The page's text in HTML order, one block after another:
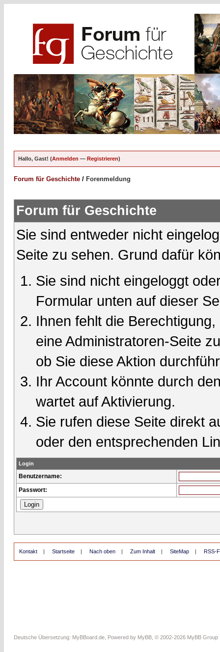
Hallo, Gast! (Anmelden — Registrieren)
Forum für Geschichte / Forenmeldung
Forum für Geschichte
Sie sind entweder nicht
Seite zu sehen. Grund dafür
Sie sind nicht eingeloggt
Formular unten auf dieser
Ihnen fehlt die
eine Administratoren-Seite
ob Sie diese Aktion
Ihr Account könnte durch
wartet auf Aktivierung.
Sie rufen diese Seite direkt
oder den entsprechenden
Login
Benutzername:
Passwort:
Kontakt | Startseite | Nach oben | Zum Inhalt | SiteMap | RSS-
Deutsche Übersetzung: MyBBoard.de , Powered by MyBB , © 2002-2026 MyBB Group